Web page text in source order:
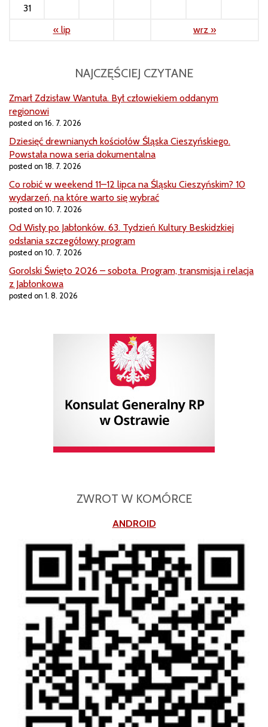
31
« lip
wrz »
NAJCZĘŚCIEJ CZYTANE
Zmarł Zdzisław Wantuła. Był człowiekiem oddanym
regionowi
posted on 16. 7. 2026
Dziesięć drewnianych kościołów Śląska Cieszyńskiego.
Powstała nowa seria dokumentalna
posted on 18. 7. 2026
Co robić w weekend 11–12 lipca na Śląsku Cieszyńskim? 10
wydarzeń, na które warto się wybrać
posted on 10. 7. 2026
Od Wisły po Jabłonków. 63. Tydzień Kultury Beskidzkiej
odsłania szczegółowy program
posted on 10. 7. 2026
Gorolski Święto 2026 – sobota. Program, transmisja i relacja
z Jabłonkowa
posted on 1. 8. 2026
ZWROT W KOMÓRCE
ANDROID